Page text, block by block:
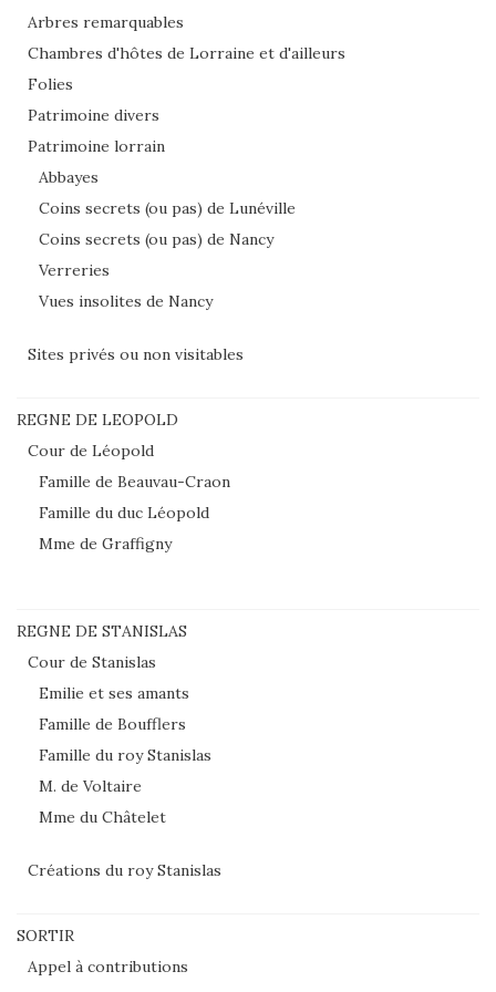
Arbres remarquables
Chambres d'hôtes de Lorraine et d'ailleurs
Folies
Patrimoine divers
Patrimoine lorrain
Abbayes
Coins secrets (ou pas) de Lunéville
Coins secrets (ou pas) de Nancy
Verreries
Vues insolites de Nancy
Sites privés ou non visitables
REGNE DE LEOPOLD
Cour de Léopold
Famille de Beauvau-Craon
Famille du duc Léopold
Mme de Graffigny
REGNE DE STANISLAS
Cour de Stanislas
Emilie et ses amants
Famille de Boufflers
Famille du roy Stanislas
M. de Voltaire
Mme du Châtelet
Créations du roy Stanislas
SORTIR
Appel à contributions